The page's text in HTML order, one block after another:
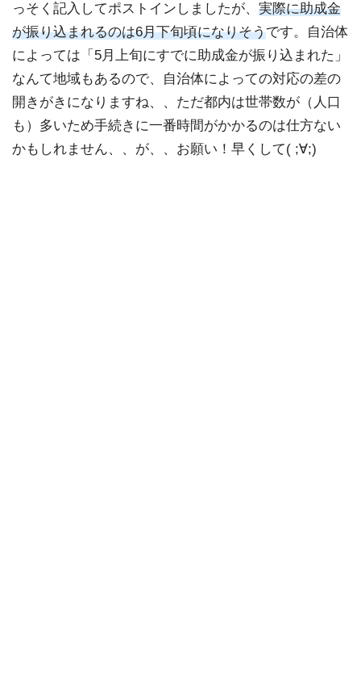
っそく記入してポストインしましたが、 実際に助成金
が振り込まれるのは6月下旬頃になりそうです。自治体
によっては「5月上旬にすでに助成金が振り込まれた」
なんて地域もあるので、自治体によっての対応の差の
開きがきになりますね、、ただ都内は世帯数が（人口
も）多いため手続きに一番時間がかかるのは仕方ない
かもしれません、、が、、お願い！早くして( ;∀;)